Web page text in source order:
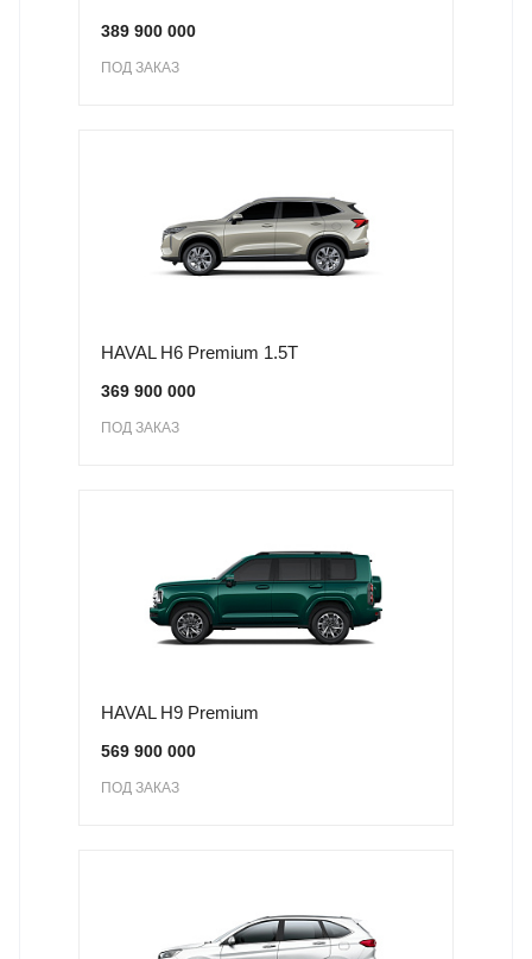
389 900 000
ПОД ЗАКАЗ
HAVAL H6 Premium 1.5T
369 900 000
ПОД ЗАКАЗ
HAVAL H9 Premium
569 900 000
ПОД ЗАКАЗ